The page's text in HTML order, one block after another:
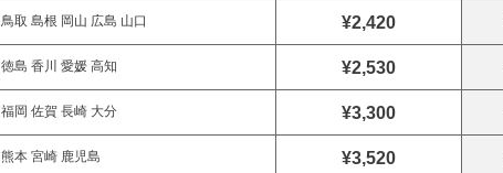
鳥取 島根 岡山 広島 山口 ¥2,420
徳島 香川 愛媛 高知 ¥2,530
福岡 佐賀 長崎 大分 ¥3,300
熊本 宮崎 鹿児島 ¥3,520